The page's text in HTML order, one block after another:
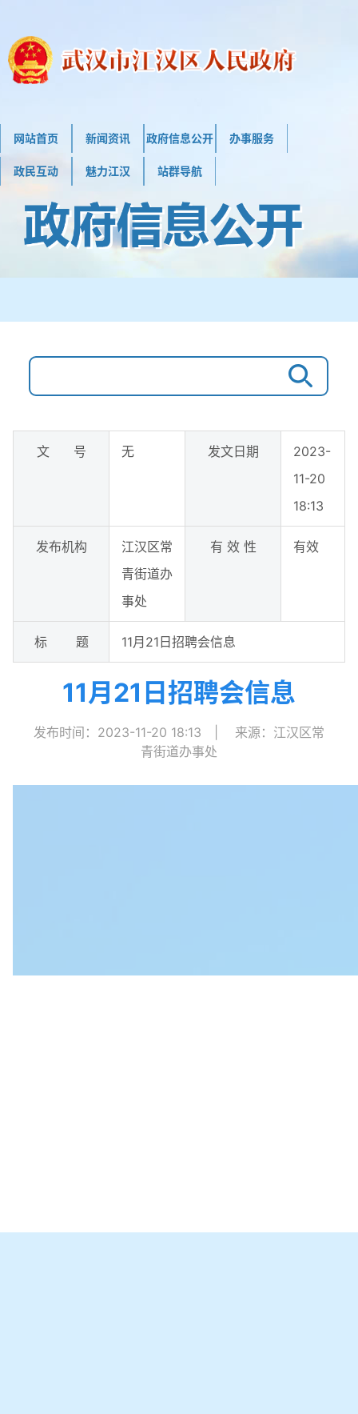
网站首页 新闻资讯 政府信息公开 办事服务
政民互动 魅力江汉 站群导航
文 号 无 发文日期
2023-
11-20
18:13
发布机构
江汉区常
青街道办
事处
有 效 性 有效
标 题 11月21日招聘会信息
11月21日招聘会信息
发布时间：2023-11-20 18:13
来源：江汉区常
青街道办事处